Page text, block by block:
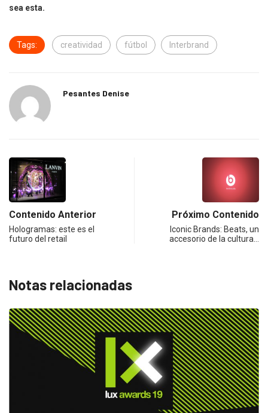
sea esta.
Tags: creatividad fútbol Interbrand
Pesantes Denise
Contenido Anterior
Hologramas: este es el
futuro del retail
Próximo Contenido
Iconic Brands: Beats, un
accesorio de la cultura…
Notas relacionadas